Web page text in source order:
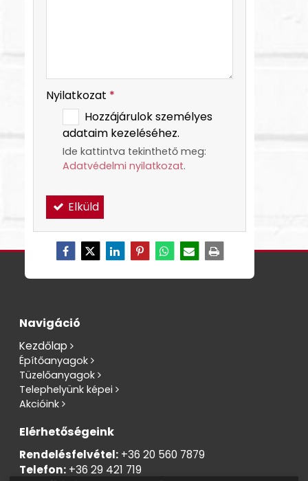
Nyilatkozat *
Hozzájárulok személyes
adataim kezeléséhez.
Ide kattintva tekinthető meg:
Adatvédelmi nyilatkozat.
Elküld
Navigáció
Kezdőlap
Építőanyagok
Tüzelőanyagok
Telephelyünk képei
Akcióink
Elérhetőségeink
Rendelésfelvétel: +36 20 560 7879
Telefon: +36 29 421 719